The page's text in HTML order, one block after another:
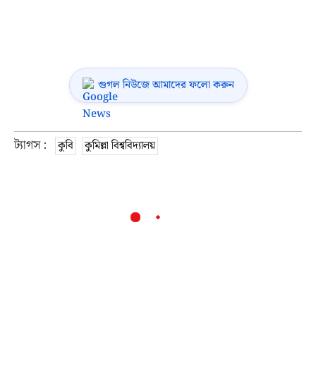
গুগল নিউজে আমাদের ফলো করুন
ট্যাগস : কুবি কুমিল্লা বিশ্ববিদ্যালয়